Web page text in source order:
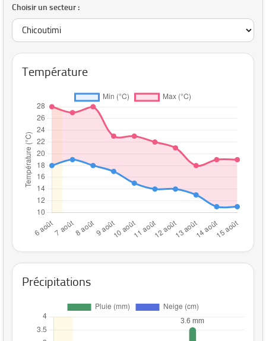
Choisir un secteur :
Température
Précipitations